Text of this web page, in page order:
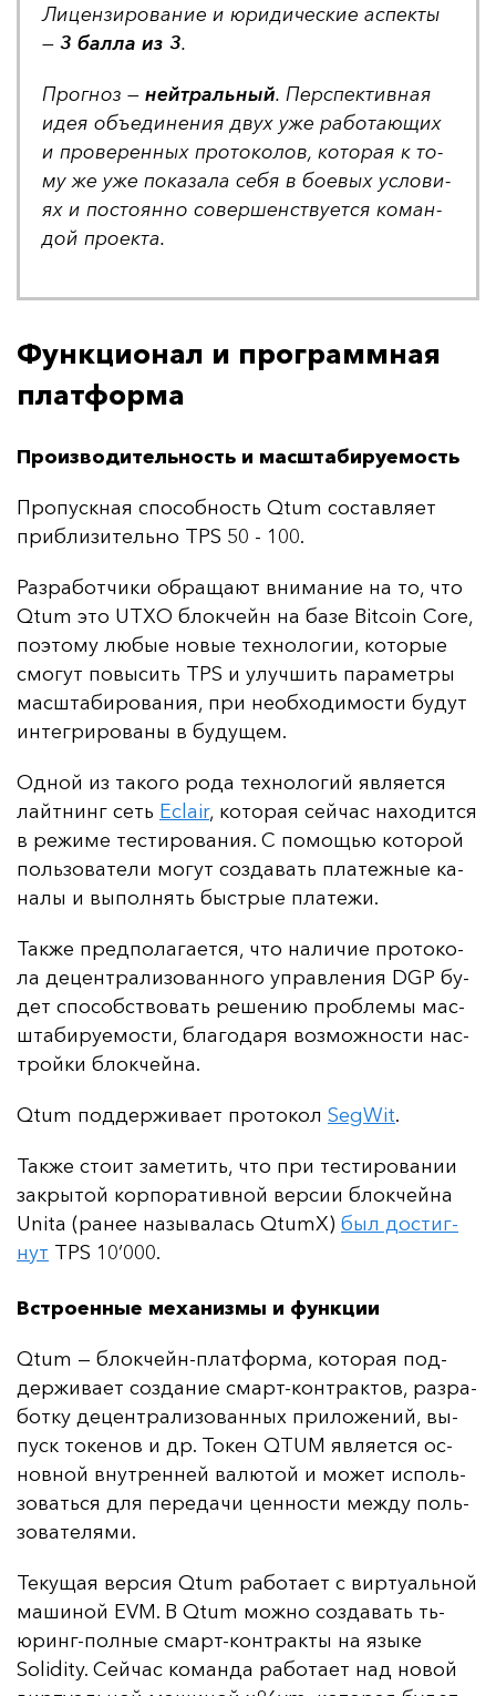
Ли­цен­зи­ро­ва­ние и юри­ди­чес­кие ас­пек­ты
— 3 бал­ла из 3.
Прог­ноз — ней­траль­ный. Пер­спек­тив­ная
идея объ­еди­не­ния двух уже ра­бо­та­ющих
и про­ве­рен­ных про­то­ко­лов, ко­то­рая к то­
му же уже по­ка­за­ла се­бя в бо­евых ус­ло­ви­
ях и пос­то­ян­но со­вер­шенс­тву­ет­ся ко­ман­
дой про­ек­та.
Функционал и программная
платформа
Производительность и масштабируемость
Про­пус­кная спо­соб­ность Qtum сос­тав­ля­ет
приб­ли­зи­тель­но TPS 50 - 100.
Раз­ра­бот­чи­ки об­ра­ща­ют вни­ма­ние на то, что
Qtum это UTXO блок­чейн на ба­зе Bitcoin Core,
по­это­му лю­бые но­вые тех­но­ло­гии, ко­то­рые
смо­гут по­вы­сить TPS и улуч­шить па­ра­мет­ры
мас­шта­би­ро­ва­ния, при не­об­хо­ди­мос­ти бу­дут
ин­тег­ри­ро­ва­ны в бу­ду­щем.
Од­ной из та­ко­го ро­да тех­но­ло­гий яв­ля­ет­ся
лай­тнинг сеть Eclair, ко­то­рая сей­час на­хо­дит­ся
в ре­жи­ме тес­ти­ро­ва­ния. С по­мощью ко­то­рой
поль­зо­ва­те­ли мо­гут соз­да­вать пла­теж­ные ка­
на­лы и вы­пол­нять быс­трые пла­те­жи.
Так­же пред­по­ла­га­ет­ся, что на­ли­чие про­то­ко­
ла де­цен­тра­ли­зо­ван­но­го уп­рав­ле­ния DGP бу­
дет спо­собс­тво­вать ре­ше­нию проб­ле­мы мас­
шта­би­ру­емос­ти, бла­го­да­ря воз­мож­нос­ти нас­
трой­ки блок­чей­на.
Qtum под­дер­жи­ва­ет про­то­кол SegWit.
Так­же сто­ит за­ме­тить, что при тес­ти­ро­ва­нии
зак­ры­той кор­по­ра­тив­ной вер­сии блок­чей­на
Unita (ра­нее на­зы­ва­лась QtumX) был дос­тиг­
нут TPS 10’000.
Встроенные механизмы и функции
Qtum — блок­чейн-плат­фор­ма, ко­то­рая под­
дер­жи­ва­ет соз­да­ние смарт-кон­трак­тов, раз­ра­
бот­ку де­цен­тра­ли­зо­ван­ных при­ло­же­ний, вы­
пуск то­ке­нов и др. То­кен QTUM яв­ля­ет­ся ос­
нов­ной внут­рен­ней ва­лю­той и мо­жет ис­поль­
зо­вать­ся для пе­ре­да­чи цен­нос­ти меж­ду поль­
зо­ва­те­ля­ми.
Те­ку­щая вер­сия Qtum ра­бо­та­ет с вир­ту­аль­ной
ма­ши­ной EVM. В Qtum мож­но соз­да­вать ть­
юринг-пол­ные смарт-кон­трак­ты на язы­ке
Solidity. Сей­час ко­ман­да ра­бо­та­ет над но­вой